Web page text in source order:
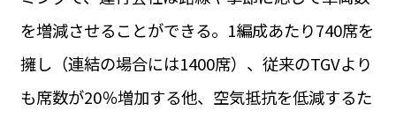
を増減させることができる。1編成あたり740席を
擁し（連結の場合には1400席）、従来のTGVより
も席数が20％増加する他、空気抵抗を低減するた